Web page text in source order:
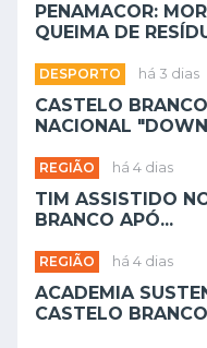
PENAMACOR:
QUEIMA DE
DESPORTO há 3 dias
CASTELO
NACIONAL
REGIÃO há 4 dias
TIM ASSISTIDO
BRANCO APÓ...
REGIÃO há 4 dias
ACADEMIA
CASTELO